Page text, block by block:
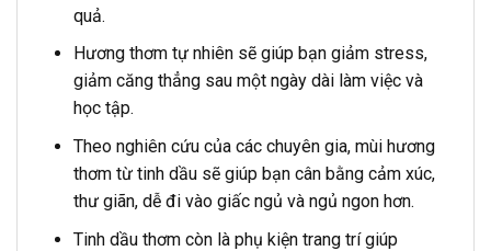
quả.
Hương thơm tự nhiên sẽ giúp bạn giảm stress,
giảm căng thẳng sau một ngày dài làm việc và
học tập.
Theo nghiên cứu của các chuyên gia, mùi hương
thơm từ tinh dầu sẽ giúp bạn cân bằng cảm xúc,
thư giãn, dễ đi vào giấc ngủ và ngủ ngon hơn.
Tinh dầu thơm còn là phụ kiện trang trí giúp